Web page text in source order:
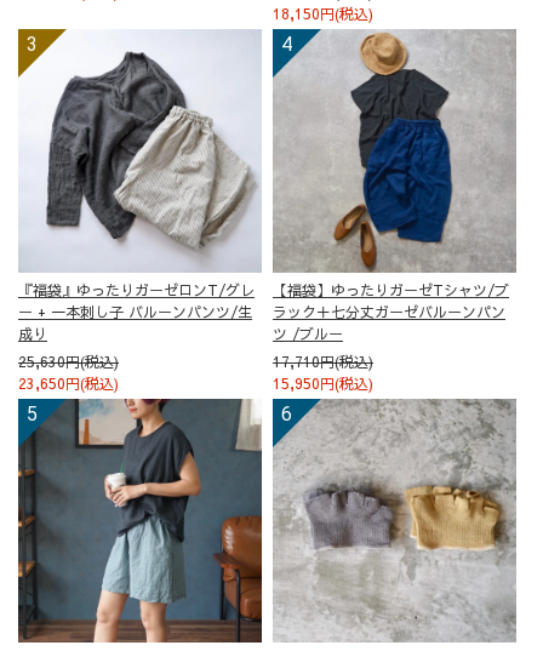
18,150円(税込)
『福袋』ゆったりガーゼロンT/グレ
ー + 一本刺し子 バルーンパンツ/生
成り
25,630円(税込)
23,650円(税込)
【福袋】ゆったりガーゼTシャツ/ブ
ラック＋七分丈ガーゼバルーンパン
ツ /ブルー
17,710円(税込)
15,950円(税込)